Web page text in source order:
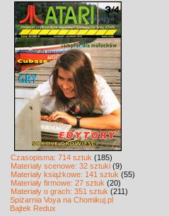
Czasopisma: 714 sztuk (185)
Materiały scenowe: 32 sztuki (9)
Materiały książkowe: 141 sztuk (55)
Materiały firmowe: 27 sztuk (20)
Materiały o grach: 351 sztuk (211)
Spiżarnia Voya na Chomikuj.pl
Bajtek Redux